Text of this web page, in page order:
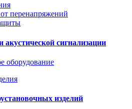
перенапряжений
акустической сигнализации
оборудование
изделий